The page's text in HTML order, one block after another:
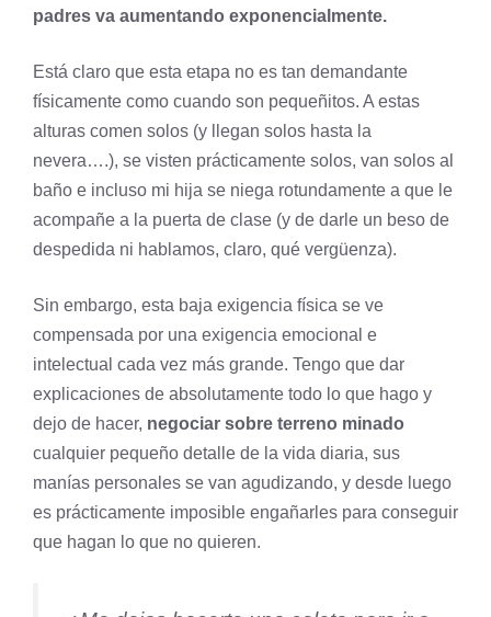
padres va aumentando exponencialmente.
Está claro que esta etapa no es tan demandante
físicamente como cuando son pequeñitos. A estas
alturas comen solos (y llegan solos hasta la
nevera….), se visten prácticamente solos, van solos al
baño e incluso mi hija se niega rotundamente a que le
acompañe a la puerta de clase (y de darle un beso de
despedida ni hablamos, claro, qué vergüenza).
Sin embargo, esta baja exigencia física se ve
compensada por una exigencia emocional e
intelectual cada vez más grande. Tengo que dar
explicaciones de absolutamente todo lo que hago y
dejo de hacer, negociar sobre terreno minado
cualquier pequeño detalle de la vida diaria, sus
manías personales se van agudizando, y desde luego
es prácticamente imposible engañarles para conseguir
que hagan lo que no quieren.